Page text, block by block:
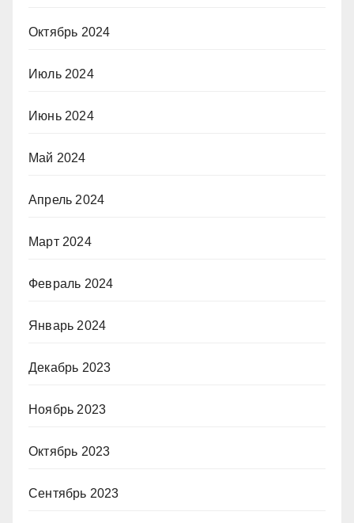
Октябрь 2024
Июль 2024
Июнь 2024
Май 2024
Апрель 2024
Март 2024
Февраль 2024
Январь 2024
Декабрь 2023
Ноябрь 2023
Октябрь 2023
Сентябрь 2023